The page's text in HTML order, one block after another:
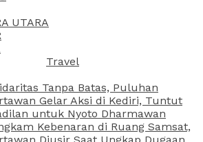
UTARA
Travel
Tanpa Batas, Puluhan
Gelar Aksi di Kediri, Tuntut
untuk Nyoto Dharmawan
Kebenaran di Ruang Samsat,